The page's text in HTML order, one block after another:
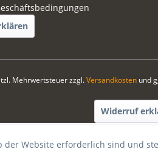
Mehrwertsteuer zzgl.Versandkostenund
Widerruf
Website erforderlich sind und